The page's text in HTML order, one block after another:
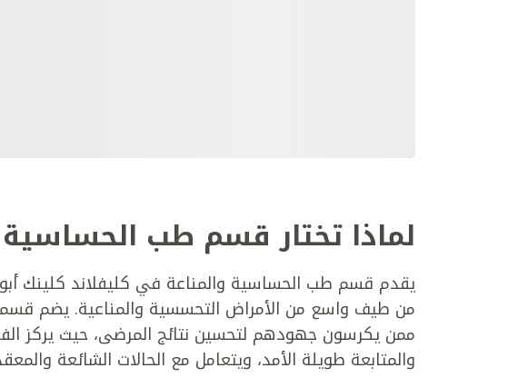
لماذا تختار قسم طب الحساسية
يقدم قسم طب الحساسية والمناعة في كليفلاند كلينك
من طيف واسع من الأمراض التحسسية والمناعية. يضم
ممن يكرسون جهودهم لتحسين نتائج المرضى، حيث يركز
والمتابعة طويلة الأمد، ويتعامل مع الحالات الشائعة